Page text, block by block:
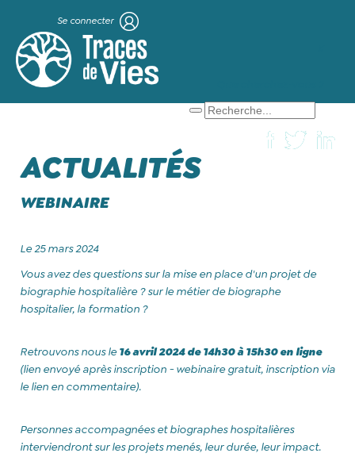
Se connecter
ACTUALITÉS
WEBINAIRE
Le 25 mars 2024
Vous avez des questions sur la mise en place d'un projet de
biographie hospitalière ? sur le métier de biographe
hospitalier, la formation ?
Retrouvons nous le16 avril 2024 de 14h30 à 15h30 en ligne
(lien envoyé après inscription - webinaire gratuit, inscription via
le lien en commentaire).
Personnes accompagnées et biographes hospitalières
interviendront sur les projets menés, leur durée, leur impact.